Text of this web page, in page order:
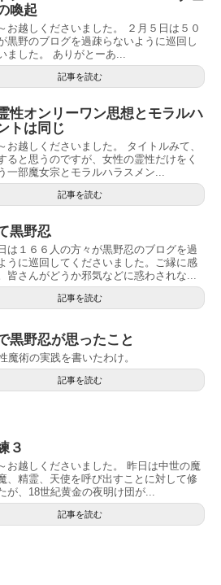
喚起
お越しくださいました。 ２月５日は５０
黒野のブログを過疎らないように巡回し
ました。 ありがとーあ...
記事を読む
性オンリーワン思想とモラルハ
トは同じ
お越しくださいました。 タイトルみて、
ると思うのですが、女性の霊性だけをく
一部魔女宗とモラルハラスメン...
記事を読む
黒野忍
は１６６人の方々が黒野忍のブログを過
うに巡回してくださいました。ご縁に感
皆さんがどうか邪気などに惑わされな...
記事を読む
黒野忍が思ったこと
魔術の実践を書いたわけ。
記事を読む
３
お越しくださいました。 昨日は中世の魔
、精霊、天使を呼び出すことに対して修
が、18世紀黄金の夜明け団が...
記事を読む